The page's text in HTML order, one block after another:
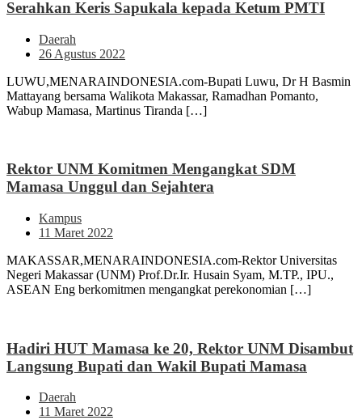
Serahkan Keris Sapukala kepada Ketum PMTI
Daerah
26 Agustus 2022
LUWU,MENARAINDONESIA.com-Bupati Luwu, Dr H Basmin
Mattayang bersama Walikota Makassar, Ramadhan Pomanto,
Wabup Mamasa, Martinus Tiranda […]
Rektor UNM Komitmen Mengangkat SDM
Mamasa Unggul dan Sejahtera
Kampus
11 Maret 2022
MAKASSAR,MENARAINDONESIA.com-Rektor Universitas
Negeri Makassar (UNM) Prof.Dr.Ir. Husain Syam, M.TP., IPU.,
ASEAN Eng berkomitmen mengangkat perekonomian […]
Hadiri HUT Mamasa ke 20, Rektor UNM Disambut
Langsung Bupati dan Wakil Bupati Mamasa
Daerah
11 Maret 2022